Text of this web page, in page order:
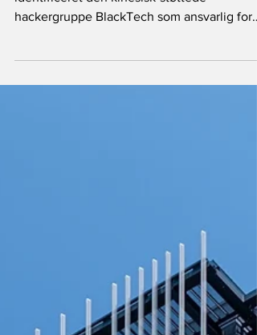
Cybersikkerhedsmyndigheder har
identificeret den kinesisk-støttede